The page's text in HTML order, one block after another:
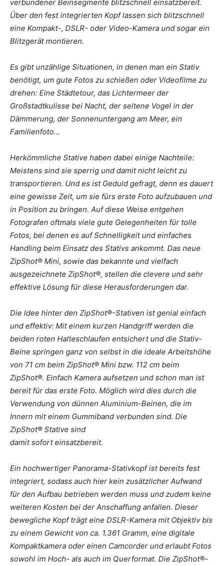
verbundener Beinsegmente blitzschnell einsatzbereit.
Über den fest integrierten Kopf lassen sich blitzschnell
eine Kompakt-, DSLR- oder Video-Kamera und sogar ein
Blitzgerät montieren.
Es gibt unzählige Situationen, in denen man ein Stativ
benötigt, um gute Fotos zu schießen oder Videofilme zu
drehen: Eine Städtetour, das Lichtermeer der
Großstadtkulisse bei Nacht, der seltene Vogel in der
Dämmerung, der Sonnenuntergang am Meer, ein
Familienfoto…
Herkömmliche Stative haben dabei einige Nachteile:
Meistens sind sie sperrig und damit nicht leicht zu
transportieren. Und es ist Geduld gefragt, denn es dauert
eine gewisse Zeit, um sie fürs erste Foto aufzubauen und
in Position zu bringen. Auf diese Weise entgehen
Fotografen oftmals viele gute Gelegenheiten für tolle
Fotos, bei denen es auf Schnelligkeit und einfaches
Handling beim Einsatz des Stativs ankommt. Das neue
ZipShot® Mini, sowie das bekannte und vielfach
ausgezeichnete ZipShot®, stellen die clevere und sehr
effektive Lösung für diese Herausforderungen dar.
Die Idee hinter den ZipShot®-Stativen ist genial einfach
und effektiv: Mit einem kurzen Handgriff werden die
beiden roten Halteschlaufen entsichert und die Stativ-
Beine springen ganz von selbst in die ideale Arbeitshöhe
von 71 cm beim ZipShot® Mini bzw. 112 cm beim
ZipShot®. Einfach Kamera aufsetzen und schon man ist
bereit für das erste Foto. Möglich wird dies durch die
Verwendung von dünnen Aluminium-Beinen, die im
Innern mit einem Gummiband verbunden sind. Die
ZipShot® Stative sind
damit sofort einsatzbereit.
Ein hochwertiger Panorama-Stativkopf ist bereits fest
integriert, sodass auch hier kein zusätzlicher Aufwand
für den Aufbau betrieben werden muss und zudem keine
weiteren Kosten bei der Anschaffung anfallen. Dieser
bewegliche Kopf trägt eine DSLR-Kamera mit Objektiv bis
zu einem Gewicht von ca. 1.361 Gramm, eine digitale
Kompaktkamera oder einen Camcorder und erlaubt Fotos
sowohl im Hoch- als auch im Querformat. Die ZipShot®-